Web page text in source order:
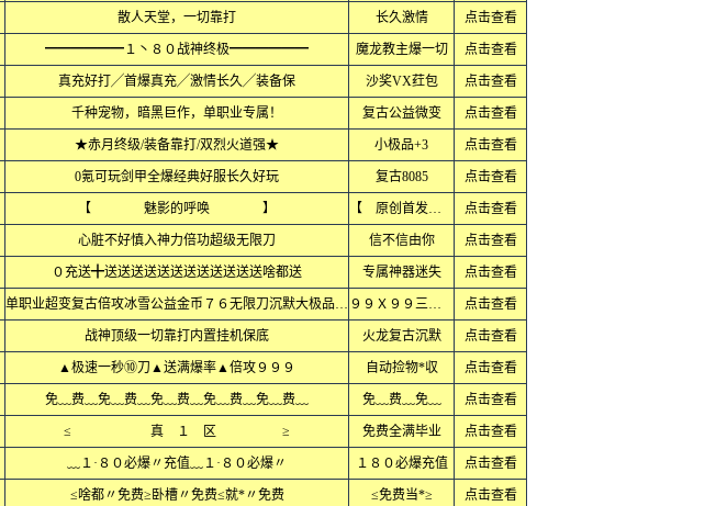
散人天堂，一切靠打 长久激情 点击查看
━━━━━━１丶８０战神终极━━━━━━ 魔龙教主爆一切 点击查看
真充好打╱首爆真充╱激情长久╱装备保 沙奖VX荭包 点击查看
千种宠物，暗黑巨作，单职业专属！ 复古公益微变 点击查看
★赤月终级/装备靠打/双烈火道强★ 小极品+3 点击查看
0氪可玩剑甲全爆经典好服长久好玩 复古8085 点击查看
【 魅影的呼唤 】 【 原创首发 】 点击查看
心脏不好慎入神力倍功超级无限刀 信不信由你 点击查看
０充送╋送送送送送送送送送送送送啥都送 专属神器迷失 点击查看
单职业超变复古倍攻冰雪公益金币７６无限刀沉默大极品小极品火龙 ９９Ｘ９９三职业Ｘ 点击查看
战神顶级一切靠打内置挂机保底 火龙复古沉默 点击查看
▲极速一秒⑩刀▲送满爆率▲倍攻９９９ 自动捡物*収 点击查看
免﹏费﹏免﹏费﹏免﹏费﹏免﹏费﹏免﹏费﹏ 免﹏费﹏免﹏ 点击查看
≤ 真 １ 区 ≥ 免费全满毕业 点击查看
﹏１·８０必爆〃充值﹏１·８０必爆〃 １８０必爆充值 点击查看
≤啥都〃免费≥卧槽〃免费≤就*〃免费 ≤免费当*≥ 点击查看